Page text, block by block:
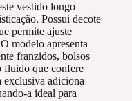
vestido longo
Possui decote
permite ajuste
modelo apresenta
franzidos, bolsos
fluido que confere
exclusiva adiciona
a ideal para